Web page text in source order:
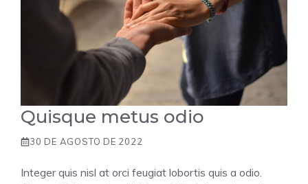
Quisque metus odio
30 DE AGOSTO DE 2022
Integer quis nisl at orci feugiat lobortis quis a odio.